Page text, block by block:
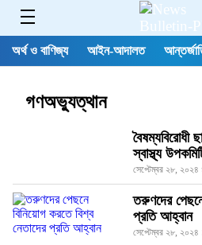
অর্থ ও বাণিজ্য আইন-আদালত
গণঅভ্যুত্থান
বৈষম্যবিরোধী
স্বাস্থ্য
সেপ্টেম্বর ২৮,
তরুণদের
প্রতি আহ্বান
সেপ্টেম্বর ২৮,